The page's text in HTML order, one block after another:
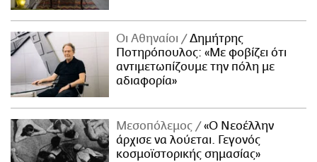
Οι Αθηναίοι
Δημήτρης
Ποτηρόπουλος: «Με φοβίζει ότι
αντιμετωπίζουμε την πόλη με
αδιαφορία»
Μεσοπόλεμος
«Ο Νεοέλλην
άρχισε να λούεται. Γεγονός
κοσμοϊστορικής σημασίας»